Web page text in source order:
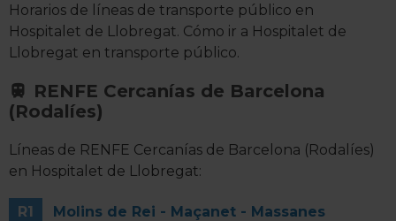
Horarios de líneas de transporte público en
Hospitalet de Llobregat. Cómo ir a Hospitalet de
Llobregat en transporte público.
RENFE Cercanías de Barcelona
(Rodalíes)
Líneas de RENFE Cercanías de Barcelona (Rodalíes)
en Hospitalet de Llobregat:
R1
Molins de Rei - Maçanet - Massanes